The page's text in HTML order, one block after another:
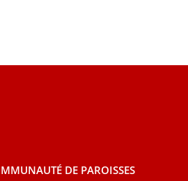
DE PAROISSES